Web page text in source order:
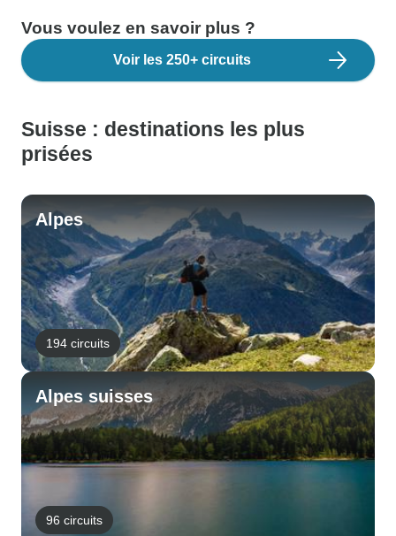
Vous voulez en savoir plus ?
Voir les 250+ circuits
Suisse : destinations les plus
prisées
Alpes
194 circuits
Alpes suisses
96 circuits